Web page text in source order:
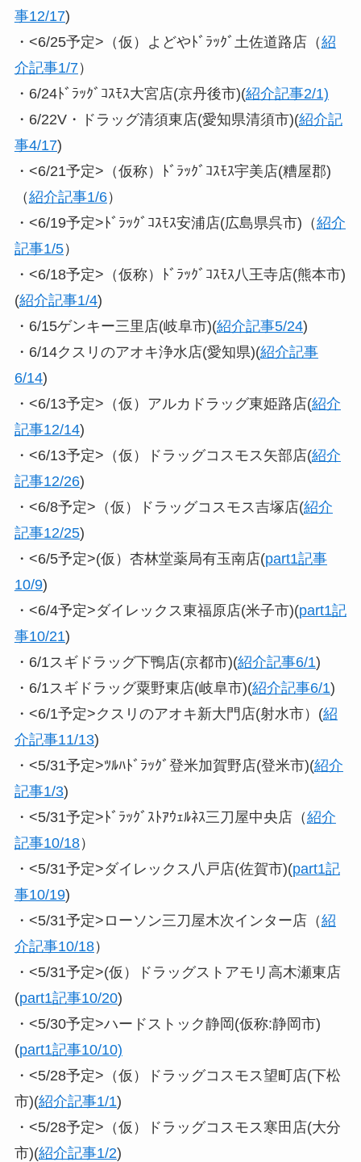
事12/17)
・<6/25予定>（仮）よどやﾄﾞﾗｯｸﾞ土佐道路店（紹
介記事1/7）
・6/24ﾄﾞﾗｯｸﾞｺｽﾓｽ大宮店(京丹後市)(紹介記事2/1)
・6/22V・ドラッグ清須東店(愛知県清須市)(紹介記
事4/17)
・<6/21予定>（仮称）ﾄﾞﾗｯｸﾞｺｽﾓｽ宇美店(糟屋郡)
（紹介記事1/6）
・<6/19予定>ﾄﾞﾗｯｸﾞｺｽﾓｽ安浦店(広島県呉市)（紹介
記事1/5）
・<6/18予定>（仮称）ﾄﾞﾗｯｸﾞｺｽﾓｽ八王寺店(熊本市)
(紹介記事1/4)
・6/15ゲンキー三里店(岐阜市)(紹介記事5/24)
・6/14クスリのアオキ浄水店(愛知県)(紹介記事
6/14)
・<6/13予定>（仮）アルカドラッグ東姫路店(紹介
記事12/14)
・<6/13予定>（仮）ドラッグコスモス矢部店(紹介
記事12/26)
・<6/8予定>（仮）ドラッグコスモス吉塚店(紹介
記事12/25)
・<6/5予定>(仮）杏林堂薬局有玉南店(part1記事
10/9)
・<6/4予定>ダイレックス東福原店(米子市)(part1記
事10/21)
・6/1スギドラッグ下鴨店(京都市)(紹介記事6/1)
・6/1スギドラッグ粟野東店(岐阜市)(紹介記事6/1)
・<6/1予定>クスリのアオキ新大門店(射水市）(紹
介記事11/13)
・<5/31予定>ﾂﾙﾊﾄﾞﾗｯｸﾞ登米加賀野店(登米市)(紹介
記事1/3)
・<5/31予定>ﾄﾞﾗｯｸﾞｽﾄｱｳｪﾙﾈｽ三刀屋中央店（紹介
記事10/18）
・<5/31予定>ダイレックス八戸店(佐賀市)(part1記
事10/19)
・<5/31予定>ローソン三刀屋木次インター店（紹
介記事10/18）
・<5/31予定>(仮）ドラッグストアモリ高木瀬東店
(part1記事10/20)
・<5/30予定>ハードストック静岡(仮称:静岡市)
(part1記事10/10)
・<5/28予定>（仮）ドラッグコスモス望町店(下松
市)(紹介記事1/1)
・<5/28予定>（仮）ドラッグコスモス寒田店(大分
市)(紹介記事1/2)